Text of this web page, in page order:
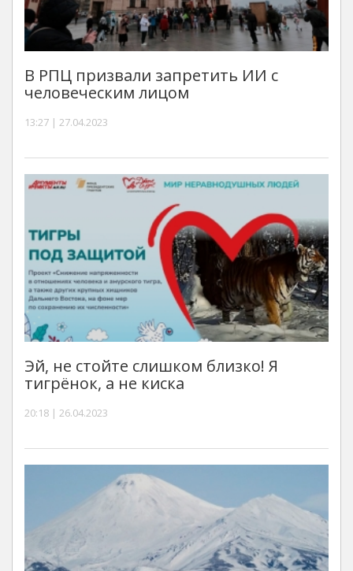
В РПЦ призвали запретить ИИ с
человеческим лицом
13:27 | 27.04.2023
Эй, не стойте слишком близко! Я
тигрёнок, а не киска
20:18 | 26.04.2023